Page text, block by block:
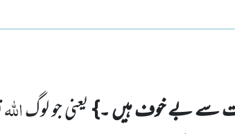
سے بے خوف ہیں ۔}یعنی جو لوگاللّٰہ